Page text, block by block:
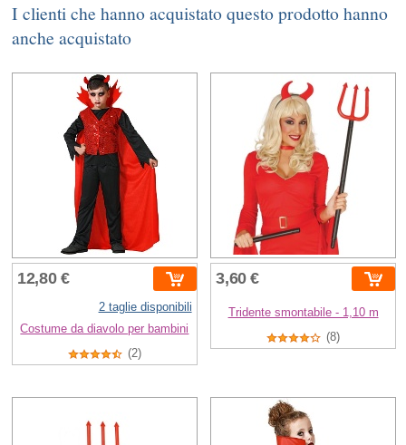
I clienti che hanno acquistato questo prodotto hanno
anche acquistato
12,80 €
2 taglie disponibili
Costume da diavolo per bambini
(2)
3,60 €
Tridente smontabile - 1,10 m
(8)